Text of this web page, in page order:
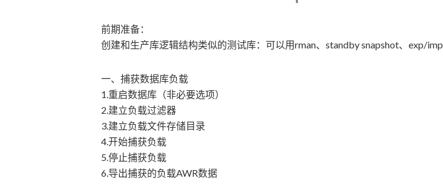
前期准备：
创建和生产库逻辑结构类似的测试库：可以用rman、standby snapshot、exp/imp
一、捕获数据库负载
1.重启数据库（非必要选项）
2.建立负载过滤器
3.建立负载文件存储目录
4.开始捕获负载
5.停止捕获负载
6.导出捕获的负载AWR数据